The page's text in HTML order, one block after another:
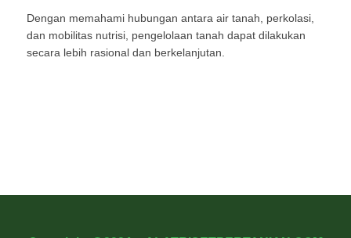
Dengan memahami hubungan antara air tanah, perkolasi,
dan mobilitas nutrisi, pengelolaan tanah dapat dilakukan
secara lebih rasional dan berkelanjutan.